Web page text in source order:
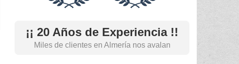
¡¡ 20 Años de Experiencia !!
Miles de clientes en Almería nos avalan